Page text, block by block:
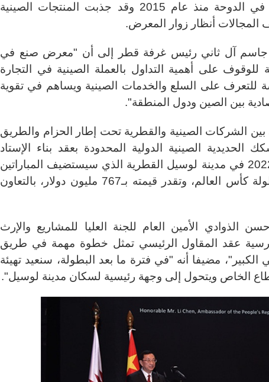
اسم "صنع فى الصين" في الدوحة منذ عام 2015 وقد جذبت المنتجات الصينية
المجالات أنظار زوار المعرض.
جاسم آل ثاني رئيس غرفة قطر إلى أن "معرض صنع في
على أهمية التداول بالعملة الصينية في التجارة
للتعرف على السلع والخدمات الصينية ويساهم في تقوية
بين الصين ودول المنطقة".
بين الشركات الصينية والقطرية تحت إطار الحزام والطريق
الحديدية الصينية الدولية المحدودة بعقد بناء الإستاد
الرئيسى لكأس العالم 2022 في مدينة لوسيل القطرية الذي سيستضيف المباراتين
الافتتاحية والختامية لبطولة كأس العالم، وتقدر قيمته بـ767 مليون دولار، بالتعاون
الذوادي الأمين العام للجنة العليا للمشاريع والإرث
عقد المقاول الرئيسي تمثل خطوة مهمة في طريق
الكبير"، مضيفا أنه "في فترة ما بعد البطولة، سنعيد تهيئة
الخاص ويتحول إلى وجهة رئيسية لسكان مدينة لوسيل".